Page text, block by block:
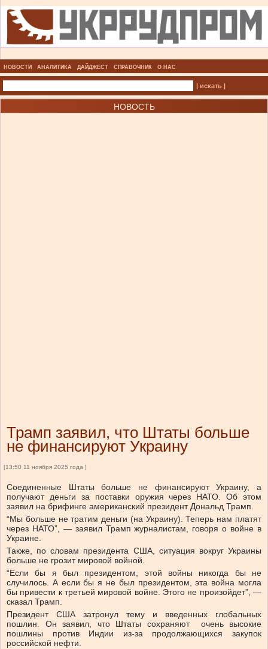
НОВОСТИ АНАЛИТИКА ДАЙДЖЕСТ СПРАВОЧНИК О НАС
| искать |
НОВОСТЬ
Трамп заявил, что Штаты больше
не финансируют Украину
[13:50 11 ноября 2025 года ]
Соединенные Штаты больше не финансируют Украину, а
получают деньги за поставки оружия через НАТО. Об этом
заявил на брифинге американский президент Дональд Трамп.
“Мы больше не тратим деньги (на Украину). Теперь нам платят
через НАТО”, — заявил Трамп журналистам, говоря о войне в
Украине.
Также, по словам президента США, ситуация вокруг Украины
больше не грозит мировой войной.
“Еcли бы я был президентом, этой войны никогда бы не
случилось. А если бы я не был президентом, эта война могла
бы привести к третьей мировой войне. Этого не произойдет”, —
сказал Трамп.
Президент США затронул тему и введенных глобальных
пошлин. Он заявил, что Штаты сохраняют очень высокие
пошлины против Индии из-за продолжающихся закупок
российской нефти.